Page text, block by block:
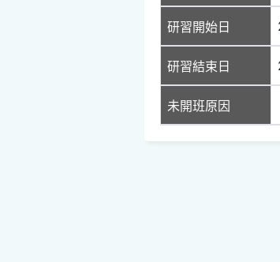
研習開始日
研習結束日
未開班原因